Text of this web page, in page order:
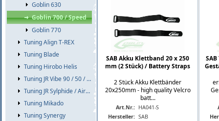
Goblin 630
Goblin 700 / Speed
Goblin 770
Tuning Align T-REX
Tuning Blade
Tuning Hirobo Helis
Tuning JR Vibe 90 / 50 / E8
Tuning JR Sylphide / Airskipper
Tuning Mikado
Tuning Synergy
SAB Akku Klettband 20 x 250
mm (2 Stück) / Battery Straps
2 Stück Akku Klettbänder
20x250mm - high quality Velcro
batt...
Art.Nr.: HA041-S
Hersteller: SAB